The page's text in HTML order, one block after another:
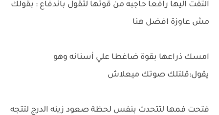
التفت اليها رافعا حاجبه من قوتها لتقول باندفاع : بقولك
مش عاوزة افضل هنا
امسك ذراعها بقوة ضاغطا علي أسنانه وهو
يقول:قلتلك صوتك ميعلاش
فتحت فمها لتتحدث بنفس لحظة صعود زينه الدرج لتتجه